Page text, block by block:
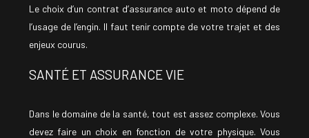
Le choix d’un contrat d’assurance auto et moto dépend de
l’usage de l’engin. Il faut tenir compte de votre trajet et des
enjeux courus.
SANTÉ ET ASSURANCE VIE
Dans le domaine de la santé, tout est assez complexe. Vous
devez faire un choix en fonction de votre physique. Vous